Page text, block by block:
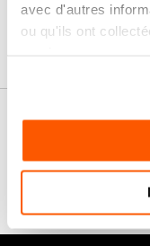
avec d'autres
ou qu'ils ontGaranties
Nos conseils
FAQ